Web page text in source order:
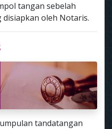
tangan sebelah
oleh Notaris.
tandatangan